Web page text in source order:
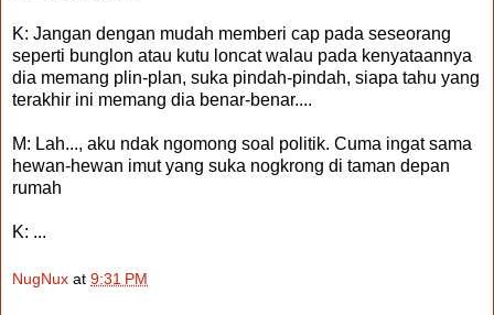
K: Jangan dengan mudah memberi cap pada seseorang
seperti bunglon atau kutu loncat walau pada kenyataannya
dia memang plin-plan, suka pindah-pindah, siapa tahu yang
terakhir ini memang dia benar-benar....
M: Lah..., aku ndak ngomong soal politik. Cuma ingat sama
hewan-hewan imut yang suka nogkrong di taman depan
rumah
K: ...
NugNux at 9:31 PM